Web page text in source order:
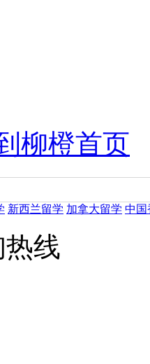
柳橙首页
新西兰留学 加拿大留学 中国
线